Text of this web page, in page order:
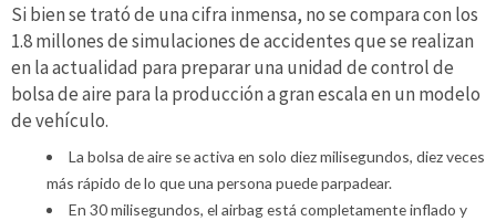
Si bien se trató de una cifra inmensa, no se compara con los
1.8 millones de simulaciones de accidentes que se realizan
en la actualidad para preparar una unidad de control de
bolsa de aire para la producción a gran escala en un modelo
de vehículo.
La bolsa de aire se activa en solo diez milisegundos, diez veces
más rápido de lo que una persona puede parpadear.
En 30 milisegundos, el airbag está completamente inflado y